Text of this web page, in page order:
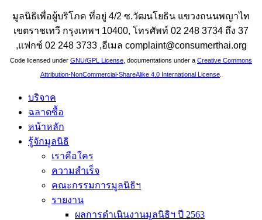
มูลนิธิเพื่อผู้บริโภค ที่อยู่ 4/2 ซ.วัฒนโยธิน แขวงถนนพญาไท
เขตราชเทวี กรุงเทพฯ 10400, โทรศัพท์ 02 248 3734 ถึง 37
,แฟกซ์ 02 248 3733 ,อีเมล complaint@consumerthai.org
Code licensed under GNU/GPL License , documentations under a Creative Commons
Attribution-NonCommercial-ShareAlike 4.0 International License
บริจาค
ฉลาดซื้อ
หน้าหลัก
รู้จักมูลนิธิ
เราคือใคร
ความสำเร็จ
คณะกรรมการมูลนิธิฯ
รายงาน
ผลการดำเนินงานมูลนิธิฯ ปี 2563